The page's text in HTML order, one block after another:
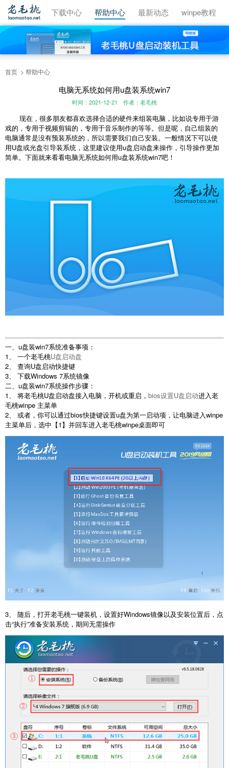
视频教程 下载中心 帮助中心 最新动态 winpe教程
首页 帮助中心
电脑无系统如何用u盘装系统win7
时间：2021-12-21 作者：老毛桃
现在，很多朋友都喜欢选择合适的硬件来组装电脑，比如说专用于游
戏的，专用于视频剪辑的，专用于音乐制作的等等。但是呢，自己组装的
电脑通常是没有预装系统的，所以需要我们自己安装。一般情况下可以使
用U盘或光盘引导装系统，这里建议使用u盘启动盘来操作，引导操作更加
简单。下面就来看看电脑无系统如何用u盘装系统win7吧！
一、u盘装win7系统准备事项：
1、 一个老毛桃U盘启动盘
2、 查询U盘启动快捷键
3、 下载Windows 7系统镜像
二、u盘装win7系统操作步骤：
1、 将老毛桃U盘启动盘接入电脑，开机或重启， bios设置U盘启动进入老
毛桃winpe 主菜单
2、 或者，你可以通过bios快捷键设置u盘为第一启动项，让电脑进入winpe
主菜单后，选中【1】并回车进入老毛桃winpe桌面即可
3、 随后，打开老毛桃一键装机，设置好Windows镜像以及安装位置后，点
击“执行”准备安装系统，期间无需操作